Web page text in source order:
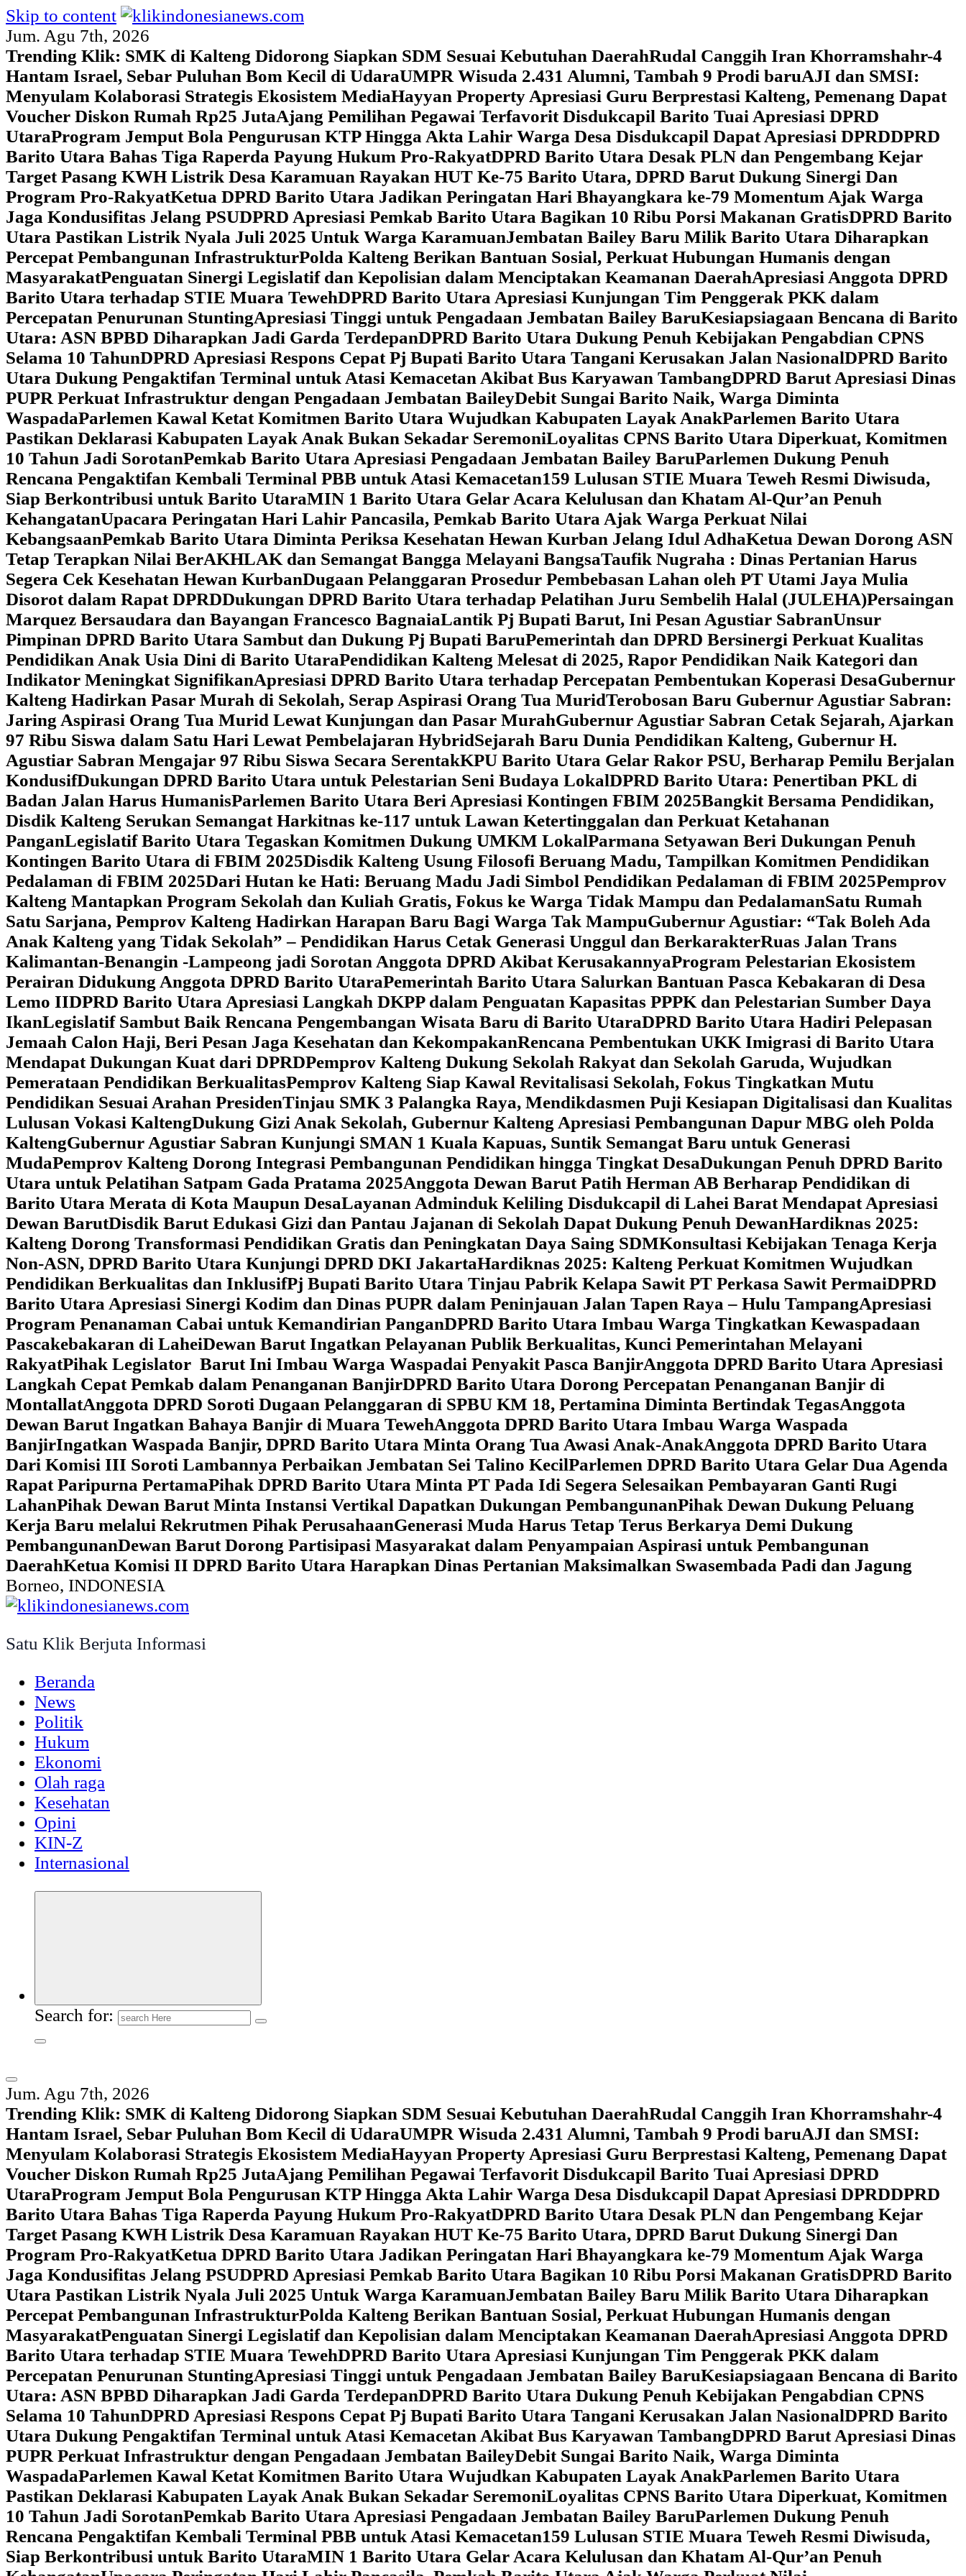
Skip to content
Jum. Agu 7th, 2026
Trending Klik: SMK di Kalteng Didorong Siapkan SDM Sesuai Kebutuhan DaerahRudal Canggih Iran Khorramshahr-4
Hantam Israel, Sebar Puluhan Bom Kecil di UdaraUMPR Wisuda 2.431 Alumni, Tambah 9 Prodi baruAJI dan SMSI:
Menyulam Kolaborasi Strategis Ekosistem MediaHayyan Property Apresiasi Guru Berprestasi Kalteng, Pemenang Dapat
Voucher Diskon Rumah Rp25 JutaAjang Pemilihan Pegawai Terfavorit Disdukcapil Barito Tuai Apresiasi DPRD
UtaraProgram Jemput Bola Pengurusan KTP Hingga Akta Lahir Warga Desa Disdukcapil Dapat Apresiasi DPRDDPRD
Barito Utara Bahas Tiga Raperda Payung Hukum Pro-RakyatDPRD Barito Utara Desak PLN dan Pengembang Kejar
Target Pasang KWH Listrik Desa Karamuan Rayakan HUT Ke-75 Barito Utara, DPRD Barut Dukung Sinergi Dan
Program Pro-RakyatKetua DPRD Barito Utara Jadikan Peringatan Hari Bhayangkara ke-79 Momentum Ajak Warga
Jaga Kondusifitas Jelang PSUDPRD Apresiasi Pemkab Barito Utara Bagikan 10 Ribu Porsi Makanan GratisDPRD Barito
Utara Pastikan Listrik Nyala Juli 2025 Untuk Warga KaramuanJembatan Bailey Baru Milik Barito Utara Diharapkan
Percepat Pembangunan InfrastrukturPolda Kalteng Berikan Bantuan Sosial, Perkuat Hubungan Humanis dengan
MasyarakatPenguatan Sinergi Legislatif dan Kepolisian dalam Menciptakan Keamanan DaerahApresiasi Anggota DPRD
Barito Utara terhadap STIE Muara TewehDPRD Barito Utara Apresiasi Kunjungan Tim Penggerak PKK dalam
Percepatan Penurunan StuntingApresiasi Tinggi untuk Pengadaan Jembatan Bailey BaruKesiapsiagaan Bencana di Barito
Utara: ASN BPBD Diharapkan Jadi Garda TerdepanDPRD Barito Utara Dukung Penuh Kebijakan Pengabdian CPNS
Selama 10 TahunDPRD Apresiasi Respons Cepat Pj Bupati Barito Utara Tangani Kerusakan Jalan NasionalDPRD Barito
Utara Dukung Pengaktifan Terminal untuk Atasi Kemacetan Akibat Bus Karyawan TambangDPRD Barut Apresiasi Dinas
PUPR Perkuat Infrastruktur dengan Pengadaan Jembatan BaileyDebit Sungai Barito Naik, Warga Diminta
WaspadaParlemen Kawal Ketat Komitmen Barito Utara Wujudkan Kabupaten Layak AnakParlemen Barito Utara
Pastikan Deklarasi Kabupaten Layak Anak Bukan Sekadar SeremoniLoyalitas CPNS Barito Utara Diperkuat, Komitmen
10 Tahun Jadi SorotanPemkab Barito Utara Apresiasi Pengadaan Jembatan Bailey BaruParlemen Dukung Penuh
Rencana Pengaktifan Kembali Terminal PBB untuk Atasi Kemacetan159 Lulusan STIE Muara Teweh Resmi Diwisuda,
Siap Berkontribusi untuk Barito UtaraMIN 1 Barito Utara Gelar Acara Kelulusan dan Khatam Al-Qur’an Penuh
KehangatanUpacara Peringatan Hari Lahir Pancasila, Pemkab Barito Utara Ajak Warga Perkuat Nilai
KebangsaanPemkab Barito Utara Diminta Periksa Kesehatan Hewan Kurban Jelang Idul AdhaKetua Dewan Dorong ASN
Tetap Terapkan Nilai BerAKHLAK dan Semangat Bangga Melayani BangsaTaufik Nugraha : Dinas Pertanian Harus
Segera Cek Kesehatan Hewan KurbanDugaan Pelanggaran Prosedur Pembebasan Lahan oleh PT Utami Jaya Mulia
Disorot dalam Rapat DPRDDukungan DPRD Barito Utara terhadap Pelatihan Juru Sembelih Halal (JULEHA)Persaingan
Marquez Bersaudara dan Bayangan Francesco BagnaiaLantik Pj Bupati Barut, Ini Pesan Agustiar SabranUnsur
Pimpinan DPRD Barito Utara Sambut dan Dukung Pj Bupati BaruPemerintah dan DPRD Bersinergi Perkuat Kualitas
Pendidikan Anak Usia Dini di Barito Utara‎Pendidikan Kalteng Melesat di 2025, Rapor Pendidikan Naik Kategori dan
Indikator Meningkat SignifikanApresiasi DPRD Barito Utara terhadap Percepatan Pembentukan Koperasi Desa‎Gubernur
Kalteng Hadirkan Pasar Murah di Sekolah, Serap Aspirasi Orang Tua Murid‎Terobosan Baru Gubernur Agustiar Sabran:
Jaring Aspirasi Orang Tua Murid Lewat Kunjungan dan Pasar MurahGubernur Agustiar Sabran Cetak Sejarah, Ajarkan
97 Ribu Siswa dalam Satu Hari Lewat Pembelajaran HybridSejarah Baru Dunia Pendidikan Kalteng, Gubernur H.
Agustiar Sabran Mengajar 97 Ribu Siswa Secara SerentakKPU Barito Utara Gelar Rakor PSU, Berharap Pemilu Berjalan
KondusifDukungan DPRD Barito Utara untuk Pelestarian Seni Budaya LokalDPRD Barito Utara: Penertiban PKL di
Badan Jalan Harus HumanisParlemen Barito Utara Beri Apresiasi Kontingen FBIM 2025‎Bangkit Bersama Pendidikan,
Disdik Kalteng Serukan Semangat Harkitnas ke-117 untuk Lawan Ketertinggalan dan Perkuat Ketahanan
PanganLegislatif Barito Utara Tegaskan Komitmen Dukung UMKM LokalParmana Setyawan Beri Dukungan Penuh
Kontingen Barito Utara di FBIM 2025Disdik Kalteng Usung Filosofi Beruang Madu, Tampilkan Komitmen Pendidikan
Pedalaman di FBIM 2025‎Dari Hutan ke Hati: Beruang Madu Jadi Simbol Pendidikan Pedalaman di FBIM 2025‎Pemprov
Kalteng Mantapkan Program Sekolah dan Kuliah Gratis, Fokus ke Warga Tidak Mampu dan Pedalaman‎Satu Rumah
Satu Sarjana, Pemprov Kalteng Hadirkan Harapan Baru Bagi Warga Tak Mampu‎Gubernur Agustiar: “Tak Boleh Ada
Anak Kalteng yang Tidak Sekolah” – Pendidikan Harus Cetak Generasi Unggul dan BerkarakterRuas Jalan Trans
Kalimantan-Benangin -Lampeong jadi Sorotan Anggota DPRD Akibat KerusakannyaProgram Pelestarian Ekosistem
Perairan Didukung Anggota DPRD Barito UtaraPemerintah Barito Utara Salurkan Bantuan Pasca Kebakaran di Desa
Lemo IIDPRD Barito Utara Apresiasi Langkah DKPP dalam Penguatan Kapasitas PPPK dan Pelestarian Sumber Daya
IkanLegislatif Sambut Baik Rencana Pengembangan Wisata Baru di Barito UtaraDPRD Barito Utara Hadiri Pelepasan
Jemaah Calon Haji, Beri Pesan Jaga Kesehatan dan KekompakanRencana Pembentukan UKK Imigrasi di Barito Utara
Mendapat Dukungan Kuat dari DPRD‎Pemprov Kalteng Dukung Sekolah Rakyat dan Sekolah Garuda, Wujudkan
Pemerataan Pendidikan Berkualitas‎Pemprov Kalteng Siap Kawal Revitalisasi Sekolah, Fokus Tingkatkan Mutu
Pendidikan Sesuai Arahan Presiden‎Tinjau SMK 3 Palangka Raya, Mendikdasmen Puji Kesiapan Digitalisasi dan Kualitas
Lulusan Vokasi Kalteng‎Dukung Gizi Anak Sekolah, Gubernur Kalteng Apresiasi Pembangunan Dapur MBG oleh Polda
Kalteng‎Gubernur Agustiar Sabran Kunjungi SMAN 1 Kuala Kapuas, Suntik Semangat Baru untuk Generasi
Muda‎Pemprov Kalteng Dorong Integrasi Pembangunan Pendidikan hingga Tingkat DesaDukungan Penuh DPRD Barito
Utara untuk Pelatihan Satpam Gada Pratama 2025Anggota Dewan Barut Patih Herman AB Berharap Pendidikan di
Barito Utara Merata di Kota Maupun DesaLayanan Adminduk Keliling Disdukcapil di Lahei Barat Mendapat Apresiasi
Dewan BarutDisdik Barut Edukasi Gizi dan Pantau Jajanan di Sekolah Dapat Dukung Penuh DewanHardiknas 2025:
Kalteng Dorong Transformasi Pendidikan Gratis dan Peningkatan Daya Saing SDMKonsultasi Kebijakan Tenaga Kerja
Non-ASN, DPRD Barito Utara Kunjungi DPRD DKI JakartaHardiknas 2025: Kalteng Perkuat Komitmen Wujudkan
Pendidikan Berkualitas dan InklusifPj Bupati Barito Utara Tinjau Pabrik Kelapa Sawit PT Perkasa Sawit PermaiDPRD
Barito Utara Apresiasi Sinergi Kodim dan Dinas PUPR dalam Peninjauan Jalan Tapen Raya – Hulu TampangApresiasi
Program Penanaman Cabai untuk Kemandirian PanganDPRD Barito Utara Imbau Warga Tingkatkan Kewaspadaan
Pascakebakaran di LaheiDewan Barut Ingatkan Pelayanan Publik Berkualitas, Kunci Pemerintahan Melayani
RakyatPihak Legislator Barut Ini Imbau Warga Waspadai Penyakit Pasca BanjirAnggota DPRD Barito Utara Apresiasi
Langkah Cepat Pemkab dalam Penanganan BanjirDPRD Barito Utara Dorong Percepatan Penanganan Banjir di
MontallatAnggota DPRD Soroti Dugaan Pelanggaran di SPBU KM 18, Pertamina Diminta Bertindak TegasAnggota
Dewan Barut Ingatkan Bahaya Banjir di Muara TewehAnggota DPRD Barito Utara Imbau Warga Waspada
BanjirIngatkan Waspada Banjir, DPRD Barito Utara Minta Orang Tua Awasi Anak-AnakAnggota DPRD Barito Utara
Dari Komisi III Soroti Lambannya Perbaikan Jembatan Sei Talino KecilParlemen DPRD Barito Utara Gelar Dua Agenda
Rapat Paripurna PertamaPihak DPRD Barito Utara Minta PT Pada Idi Segera Selesaikan Pembayaran Ganti Rugi
LahanPihak Dewan Barut Minta Instansi Vertikal Dapatkan Dukungan PembangunanPihak Dewan Dukung Peluang
Kerja Baru melalui Rekrutmen Pihak PerusahaanGenerasi Muda Harus Tetap Terus Berkarya Demi Dukung
PembangunanDewan Barut Dorong Partisipasi Masyarakat dalam Penyampaian Aspirasi untuk Pembangunan
DaerahKetua Komisi II DPRD Barito Utara Harapkan Dinas Pertanian Maksimalkan Swasembada Padi dan Jagung
Borneo, INDONESIA
Satu Klik Berjuta Informasi
Beranda
News
Politik
Hukum
Ekonomi
Olah raga
Kesehatan
Opini
KIN-Z
Internasional
Search for:
Jum. Agu 7th, 2026
Trending Klik: SMK di Kalteng Didorong Siapkan SDM Sesuai Kebutuhan DaerahRudal Canggih Iran Khorramshahr-4
Hantam Israel, Sebar Puluhan Bom Kecil di UdaraUMPR Wisuda 2.431 Alumni, Tambah 9 Prodi baruAJI dan SMSI:
Menyulam Kolaborasi Strategis Ekosistem MediaHayyan Property Apresiasi Guru Berprestasi Kalteng, Pemenang Dapat
Voucher Diskon Rumah Rp25 JutaAjang Pemilihan Pegawai Terfavorit Disdukcapil Barito Tuai Apresiasi DPRD
UtaraProgram Jemput Bola Pengurusan KTP Hingga Akta Lahir Warga Desa Disdukcapil Dapat Apresiasi DPRDDPRD
Barito Utara Bahas Tiga Raperda Payung Hukum Pro-RakyatDPRD Barito Utara Desak PLN dan Pengembang Kejar
Target Pasang KWH Listrik Desa Karamuan Rayakan HUT Ke-75 Barito Utara, DPRD Barut Dukung Sinergi Dan
Program Pro-RakyatKetua DPRD Barito Utara Jadikan Peringatan Hari Bhayangkara ke-79 Momentum Ajak Warga
Jaga Kondusifitas Jelang PSUDPRD Apresiasi Pemkab Barito Utara Bagikan 10 Ribu Porsi Makanan GratisDPRD Barito
Utara Pastikan Listrik Nyala Juli 2025 Untuk Warga KaramuanJembatan Bailey Baru Milik Barito Utara Diharapkan
Percepat Pembangunan InfrastrukturPolda Kalteng Berikan Bantuan Sosial, Perkuat Hubungan Humanis dengan
MasyarakatPenguatan Sinergi Legislatif dan Kepolisian dalam Menciptakan Keamanan DaerahApresiasi Anggota DPRD
Barito Utara terhadap STIE Muara TewehDPRD Barito Utara Apresiasi Kunjungan Tim Penggerak PKK dalam
Percepatan Penurunan StuntingApresiasi Tinggi untuk Pengadaan Jembatan Bailey BaruKesiapsiagaan Bencana di Barito
Utara: ASN BPBD Diharapkan Jadi Garda TerdepanDPRD Barito Utara Dukung Penuh Kebijakan Pengabdian CPNS
Selama 10 TahunDPRD Apresiasi Respons Cepat Pj Bupati Barito Utara Tangani Kerusakan Jalan NasionalDPRD Barito
Utara Dukung Pengaktifan Terminal untuk Atasi Kemacetan Akibat Bus Karyawan TambangDPRD Barut Apresiasi Dinas
PUPR Perkuat Infrastruktur dengan Pengadaan Jembatan BaileyDebit Sungai Barito Naik, Warga Diminta
WaspadaParlemen Kawal Ketat Komitmen Barito Utara Wujudkan Kabupaten Layak AnakParlemen Barito Utara
Pastikan Deklarasi Kabupaten Layak Anak Bukan Sekadar SeremoniLoyalitas CPNS Barito Utara Diperkuat, Komitmen
10 Tahun Jadi SorotanPemkab Barito Utara Apresiasi Pengadaan Jembatan Bailey BaruParlemen Dukung Penuh
Rencana Pengaktifan Kembali Terminal PBB untuk Atasi Kemacetan159 Lulusan STIE Muara Teweh Resmi Diwisuda,
Siap Berkontribusi untuk Barito UtaraMIN 1 Barito Utara Gelar Acara Kelulusan dan Khatam Al-Qur’an Penuh